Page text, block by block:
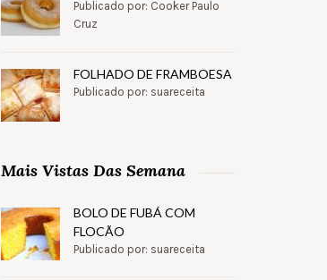
Publicado por: Cooker Paulo
Cruz
FOLHADO DE FRAMBOESA
Publicado por: suareceita
Mais Vistas Das Semana
BOLO DE FUBÁ COM
FLOCÃO
Publicado por: suareceita